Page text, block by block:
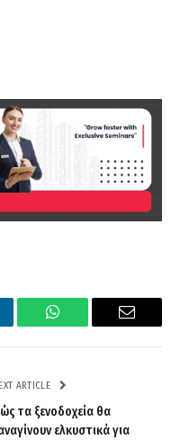
WhatsApp Email
ARTICLE
τα ξενοδοχεία θα
ελκυστικά για